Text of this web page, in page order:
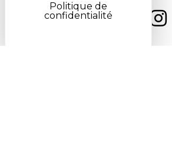
Politique de
confidentialité